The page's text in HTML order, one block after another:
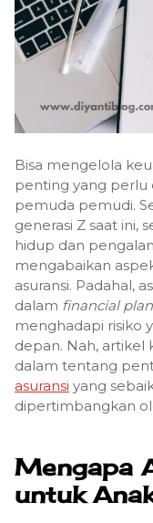
Bisa mengelola
penting yang perlu
pemuda pemudi.
generasi Z saat ini,
hidup dan
mengabaikan
asuransi. Padahal,
dalam financial
menghadapi risiko
depan. Nah, artikel
dalam tentang
asuransi yang
dipertimbangkan
Mengapa
untuk